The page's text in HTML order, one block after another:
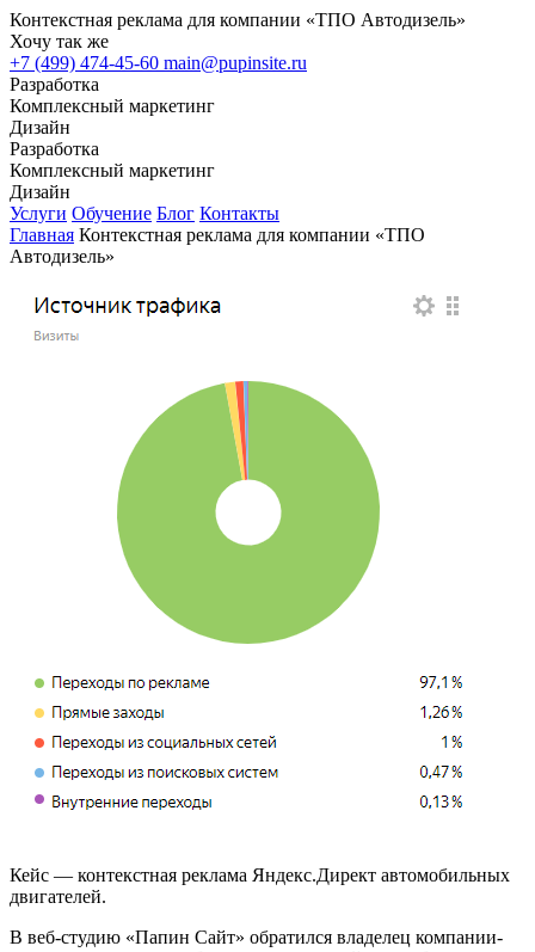
Контекстная реклама для компании «ТПО Автодизель»
Хочу так же
+7 (499) 474-45-60 main@pupinsite.ru
Разработка
Комплексный маркетинг
Дизайн
Разработка
Комплексный маркетинг
Дизайн
Услуги Обучение Блог Контакты
Главная Контекстная реклама для компании «ТПО
Автодизель»
Кейс — контекстная реклама Яндекс.Директ автомобильных
двигателей.
В веб-студию «Папин Сайт» обратился владелец компании-